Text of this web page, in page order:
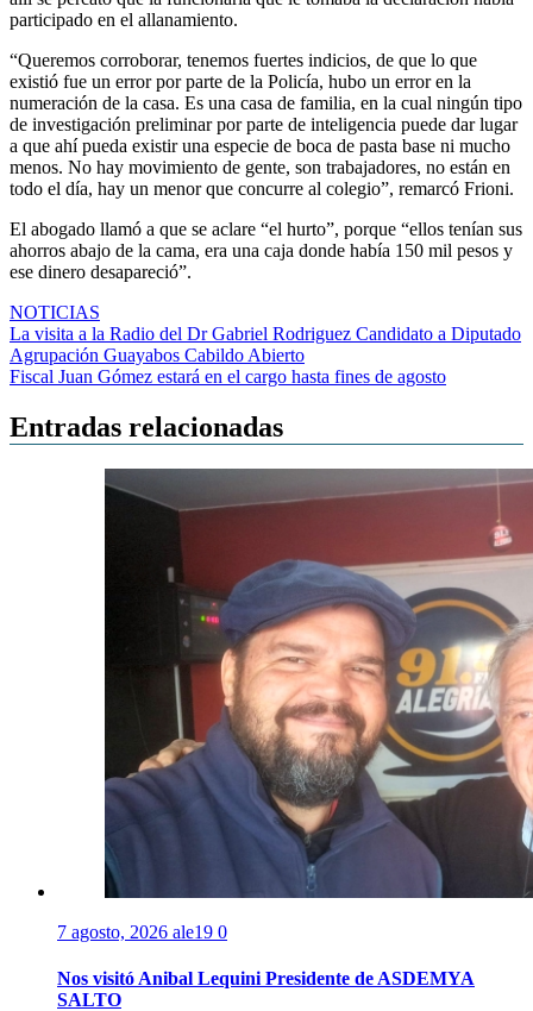
participado en el allanamiento.
“Queremos corroborar, tenemos fuertes indicios, de que lo que
existió fue un error por parte de la Policía, hubo un error en la
numeración de la casa. Es una casa de familia, en la cual ningún tipo
de investigación preliminar por parte de inteligencia puede dar lugar
a que ahí pueda existir una especie de boca de pasta base ni mucho
menos. No hay movimiento de gente, son trabajadores, no están en
todo el día, hay un menor que concurre al colegio”, remarcó Frioni.
El abogado llamó a que se aclare “el hurto”, porque “ellos tenían sus
ahorros abajo de la cama, era una caja donde había 150 mil pesos y
ese dinero desapareció”.
NOTICIAS
Navegación
de
La visita a la Radio del Dr Gabriel Rodriguez Candidato a Diputado
Agrupación Guayabos Cabildo Abierto
Fiscal Juan Gómez estará en el cargo hasta fines de agosto
Entradas relacionadas
7 agosto, 2026 ale19 0
Nos visitó Anibal Lequini Presidente de ASDEMYA
SALTO